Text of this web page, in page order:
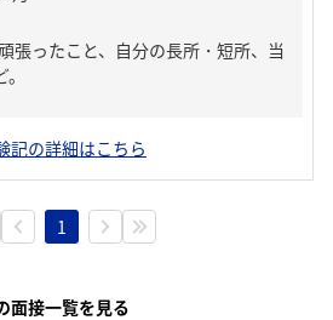
張ったこと、自分の長所・短所、当
記の詳細はこちら
1
面接一覧を見る